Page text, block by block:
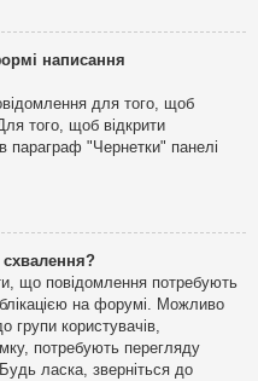
написання
для того, щоб
того, щоб відкрити
параграф "Чернетки" панелі
що повідомлення потребують
на форумі. Можливо
групи користувачів,
потребують перегляду
ласка, зверніться до